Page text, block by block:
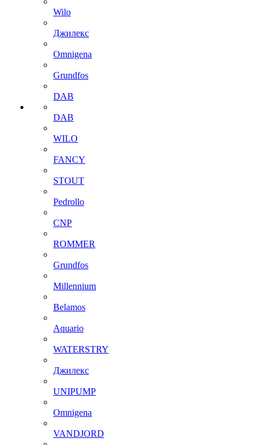
Wilo
Джилекс
Omnigena
Grundfos
DAB
DAB
WILO
FANCY
STOUT
Pedrollo
CNP
ROMMER
Grundfos
Millennium
Belamos
Aquario
WATERSTRY
Джилекс
UNIPUMP
Omnigena
VANDJORD